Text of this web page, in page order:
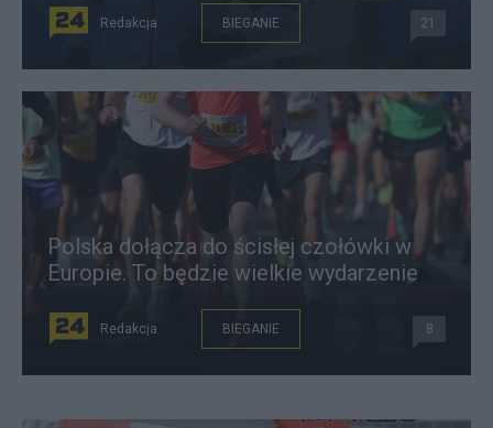
Redakcja BIEGANIE 21
Polska dołącza do ścisłej czołówki w
Europie. To będzie wielkie wydarzenie
Redakcja BIEGANIE 8